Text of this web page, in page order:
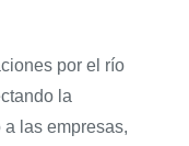
por el río
la
las empresas,